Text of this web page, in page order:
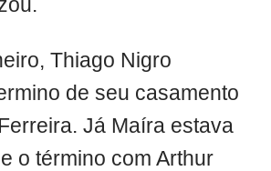
Thiago Nigro
de seu casamento
Já Maíra estava
o término com Arthur